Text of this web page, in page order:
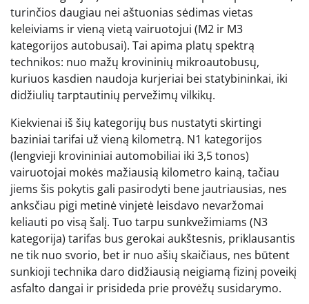
turinčios daugiau nei aštuonias sėdimas vietas
keleiviams ir vieną vietą vairuotojui (M2 ir M3
kategorijos autobusai). Tai apima platų spektrą
technikos: nuo mažų krovininių mikroautobusų,
kuriuos kasdien naudoja kurjeriai bei statybininkai, iki
didžiulių tarptautinių pervežimų vilkikų.
Kiekvienai iš šių kategorijų bus nustatyti skirtingi
baziniai tarifai už vieną kilometrą. N1 kategorijos
(lengvieji krovininiai automobiliai iki 3,5 tonos)
vairuotojai mokės mažiausią kilometro kainą, tačiau
jiems šis pokytis gali pasirodyti bene jautriausias, nes
anksčiau pigi metinė vinjetė leisdavo nevaržomai
keliauti po visą šalį. Tuo tarpu sunkvežimiams (N3
kategorija) tarifas bus gerokai aukštesnis, priklausantis
ne tik nuo svorio, bet ir nuo ašių skaičiaus, nes būtent
sunkioji technika daro didžiausią neigiamą fizinį poveikį
asfalto dangai ir prisideda prie provėžų susidarymo.